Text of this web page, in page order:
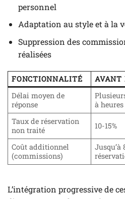
personnel
Adaptation au style et à la
Suppression des
réalisées
FONCTIONNALITÉ AVANT
Délai moyen de
réponse
à heures
Taux de réservation
non traité
10-15%
Coût additionnel
(commissions)
Jusqu’à
L’intégration progressive de